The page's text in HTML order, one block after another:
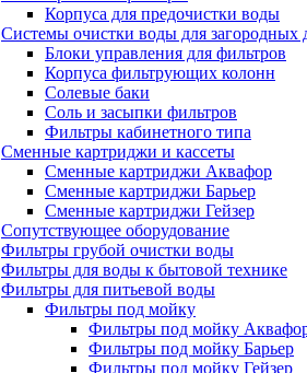
Корпуса для предочистки воды
Системы очистки воды для загородных
Блоки управления для фильтров
Корпуса фильтрующих колонн
Солевые баки
Соль и засыпки фильтров
Фильтры кабинетного типа
Сменные картриджи и кассеты
Сменные картриджи Аквафор
Сменные картриджи Барьер
Сменные картриджи Гейзер
Сопутствующее оборудование
Фильтры грубой очистки воды
Фильтры для воды к бытовой технике
Фильтры для питьевой воды
Фильтры под мойку
Фильтры под мойку
Фильтры под мойку Барьер
Фильтры под мойку Гейзер